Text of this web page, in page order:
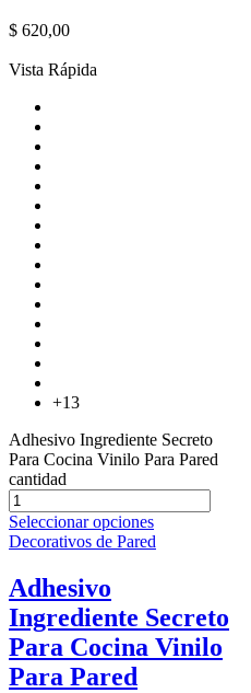
$ 620,00
Vista Rápida
+13
Adhesivo Ingrediente Secreto
Para Cocina Vinilo Para Pared
cantidad
Seleccionar opciones
Decorativos de Pared
Adhesivo
Ingrediente Secreto
Para Cocina Vinilo
Para Pared